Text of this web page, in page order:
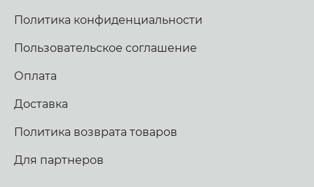
Политика конфиденциальности
Пользовательское соглашение
Оплата
Доставка
Политика возврата товаров
Для партнеров